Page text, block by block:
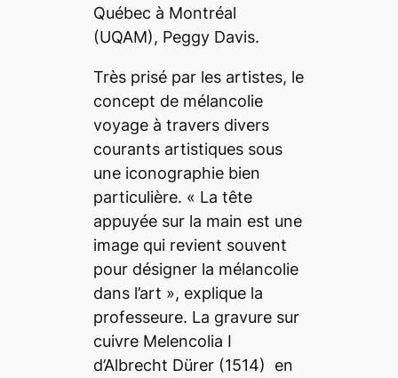
Québec à Montréal
(UQAM), Peggy Davis.
Très prisé par les artistes, le
concept de mélancolie
voyage à travers divers
courants artistiques sous
une iconographie bien
particulière. « La tête
appuyée sur la main est une
image qui revient souvent
pour désigner la mélancolie
dans l’art », explique la
professeure. La gravure sur
cuivre Melencolia I
d’Albrecht Dürer(1514) en